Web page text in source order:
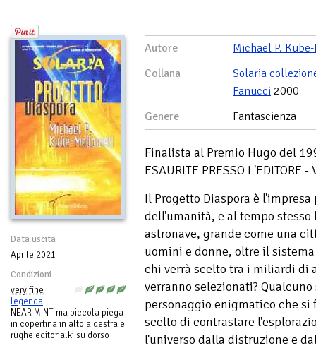
Data uscita
Aprile 2021
Condizioni
very fine
legenda
NEAR MINT ma piccola piega
in copertina in alto a destra e
rughe editorialki su dorso
Autore
Michael P.
Collana
Solaria
Fanucci 2000
Genere
Fantascienza
Finalista al Premio Hugo del
ESAURITE PRESSO L'EDITORE
Il Progetto Diaspora è
dell'umanità, e al tempo
astronave, grande come una
uomini e donne, oltre il
chi verrà scelto tra i miliardi di
verranno selezionati?
personaggio enigmatico che si
scelto di contrastare
l'universo dalla distruzione e